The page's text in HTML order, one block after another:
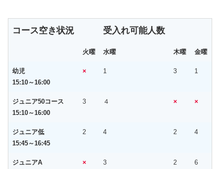
コース空き状況 受入れ可能人数
火曜 水曜 木曜 金曜
幼児
15:10～16:00
× 1 3 1
ジュニア50コース
15:10～16:00
3 ４ × ×
ジュニア低
15:45～16:45
2 4 2 4
ジュニアA
× 3 2 6